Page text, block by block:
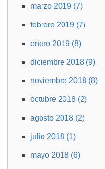
marzo 2019 (7)
febrero 2019 (7)
enero 2019 (8)
diciembre 2018 (9)
noviembre 2018 (8)
octubre 2018 (2)
agosto 2018 (2)
julio 2018 (1)
mayo 2018 (6)